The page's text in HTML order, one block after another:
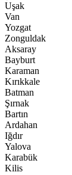
Uşak
Van
Yozgat
Zonguldak
Aksaray
Bayburt
Karaman
Kırıkkale
Batman
Şırnak
Bartın
Ardahan
Iğdır
Yalova
Karabük
Kilis